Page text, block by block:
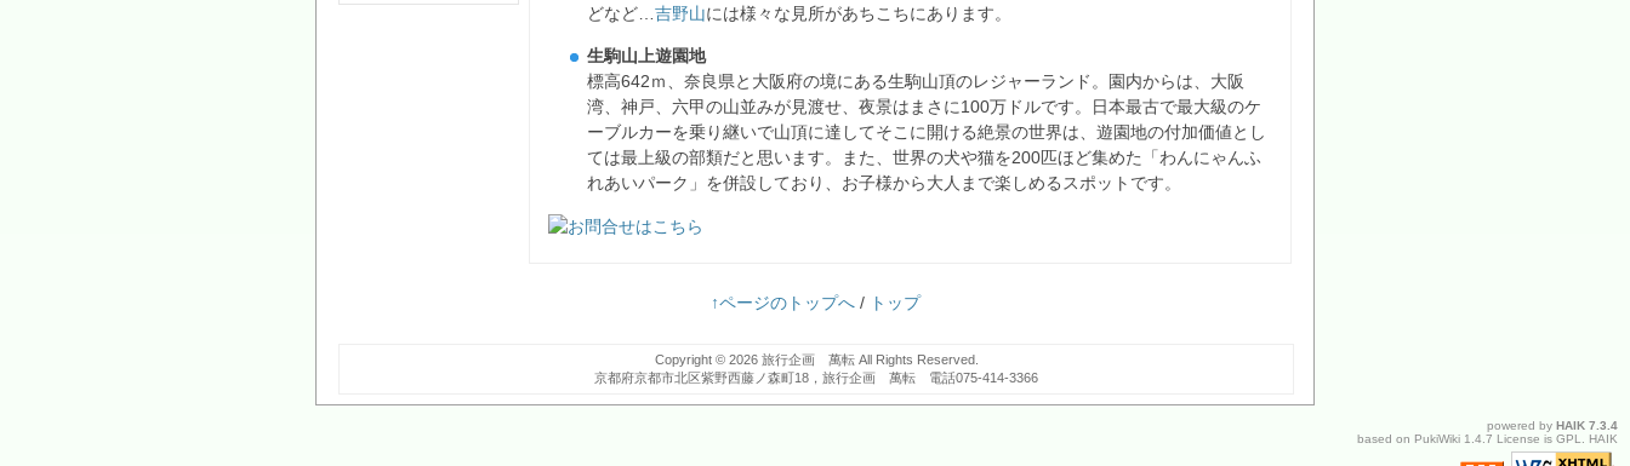
どなど…吉野山には様々な見所があちこちにあります。
生駒山上遊園地
標高642ｍ、奈良県と大阪府の境にある生駒山頂のレジャーランド。園内からは、大阪
湾、神戸、六甲の山並みが見渡せ、夜景はまさに100万ドルです。日本最古で最大級のケ
ーブルカーを乗り継いで山頂に達してそこに開ける絶景の世界は、遊園地の付加価値とし
ては最上級の部類だと思います。また、世界の犬や猫を200匹ほど集めた「わんにゃんふ
れあいパーク」を併設しており、お子様から大人まで楽しめるスポットです。
↑ページのトップへ/ トップ
Copyright © 2026 旅行企画 萬転All Rights Reserved.
京都府京都市北区紫野西藤ノ森町18，旅行企画 萬転 電話075-414-3366
powered by HAIK 7.3.4
based on PukiWiki 1.4.7 License is GPL HAIK